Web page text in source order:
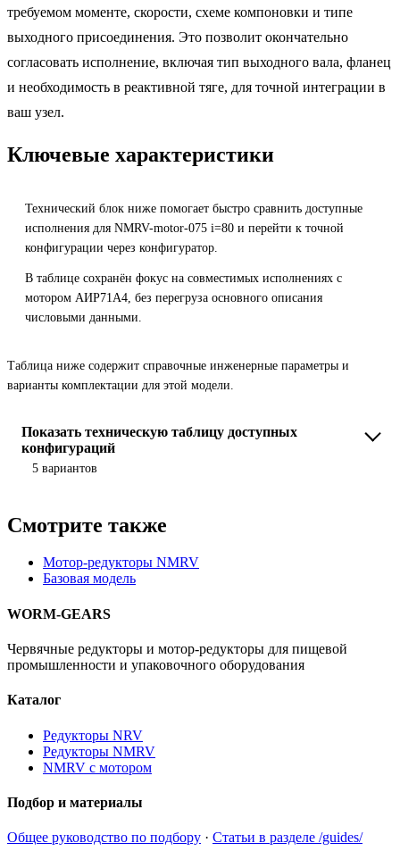
требуемом моменте, скорости, схеме компоновки и типе
выходного присоединения. Это позволит окончательно
согласовать исполнение, включая тип выходного вала, фланец
и необходимость в реактивной тяге, для точной интеграции в
ваш узел.
Ключевые характеристики
Технический блок ниже помогает быстро сравнить доступные
исполнения для NMRV-motor-075 i=80 и перейти к точной
конфигурации через конфигуратор.
В таблице сохранён фокус на совместимых исполнениях с
мотором АИР71A4, без перегруза основного описания
числовыми данными.
Таблица ниже содержит справочные инженерные параметры и
варианты комплектации для этой модели.
Показать техническую таблицу доступных
конфигураций
5 вариантов
Смотрите также
Мотор-редукторы NMRV
Базовая модель
WORM-GEARS
Червячные редукторы и мотор-редукторы для пищевой
промышленности и упаковочного оборудования
Каталог
Редукторы NRV
Редукторы NMRV
NMRV с мотором
Подбор и материалы
Общее руководство по подбору · Статьи в разделе /guides/